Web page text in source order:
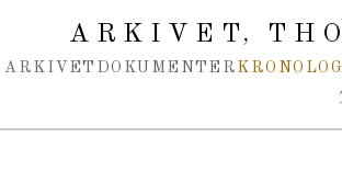
ARKIVET,
ARKIVET DOKUMENTER